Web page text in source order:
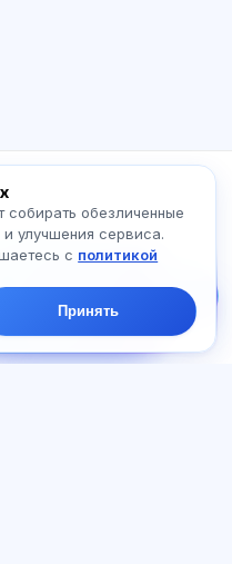
нам!
и с чего
начать — ответим в
за минуту.
обезличенные
улучшения сервиса.
с политикой
Принять